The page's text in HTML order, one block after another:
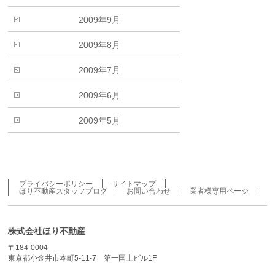
2009年9月
2009年8月
2009年7月
2009年6月
2009年5月
プライバシーポリシー
サイトマップ
ほり不動産スタッフブログ
お問い合わせ 業者様専用ページ
株式会社ほり不動産
〒184-0004
東京都小金井市本町5-11-7 第一国土ビル1F